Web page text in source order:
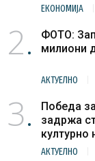
ЕКОНОМИЈА
2
ФОТО:
милиони
АКТУЕЛНО
3
Победа
задржа
културно
АКТУЕЛНО